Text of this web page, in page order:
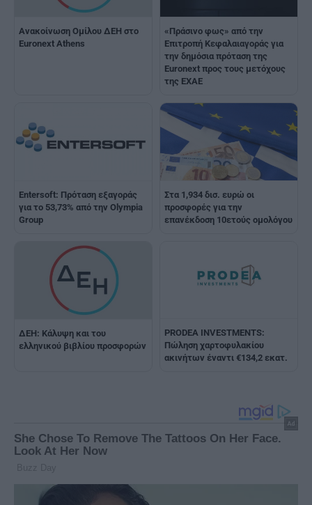
Ανακοίνωση Ομίλου ΔΕΗ στο
Euronext Athens
«Πράσινο φως» από την
Επιτροπή Κεφαλαιαγοράς για
την δημόσια πρόταση της
Euronext προς τους μετόχους
της EXAE
Entersoft: Πρόταση εξαγοράς
για το 53,73% από την Olympia
Group
Στα 1,934 δισ. ευρώ οι
προσφορές για την
επανέκδοση 10ετούς ομολόγου
ΔΕΗ: Κάλυψη και του
ελληνικού βιβλίου προσφορών
PRODEA INVESTMENTS:
Πώληση χαρτοφυλακίου
ακινήτων έναντι €134,2 εκατ.